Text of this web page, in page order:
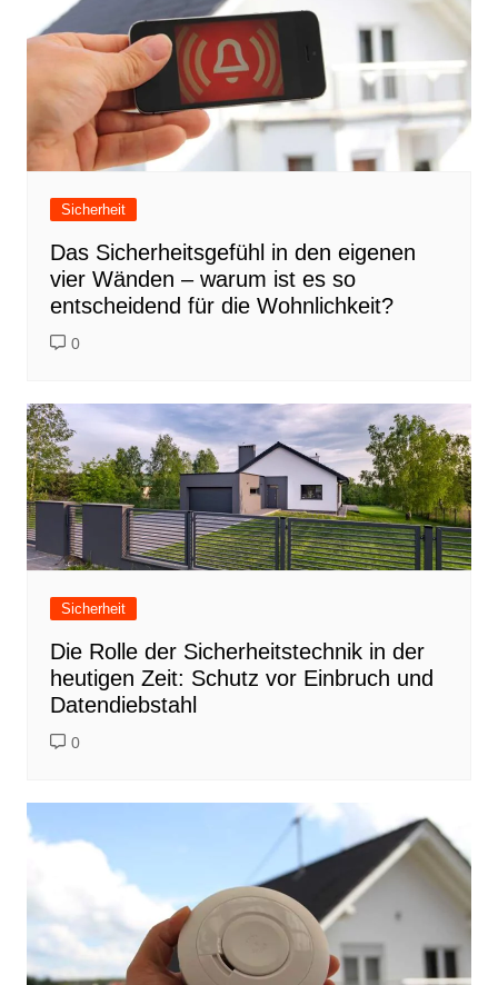
Sicherheit
Das Sicherheitsgefühl in den eigenen
vier Wänden – warum ist es so
entscheidend für die Wohnlichkeit?
0
Sicherheit
Die Rolle der Sicherheitstechnik in der
heutigen Zeit: Schutz vor Einbruch und
Datendiebstahl
0